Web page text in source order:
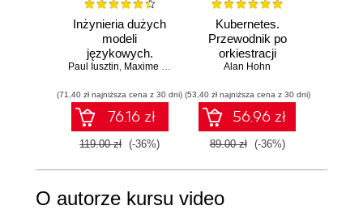
Inżynieria dużych
modeli
językowych.
Podręcznik
trenowania i
wdrażania LLM
Paul Iusztin, Maxime Labonne Julien Chaumond (Foreword)
(71,40 zł najniższa cena z 30 dni)
76.16 zł
119.00 zł (-36%)
Kubernetes.
Przewodnik po
orkiestracji
kontenerów i
niezawodnych
aplikacji
Alan Hohn
(53,40 zł najniższa cena z 30 dni)
56.96 zł
89.00 zł (-36%)
O autorze kursu video